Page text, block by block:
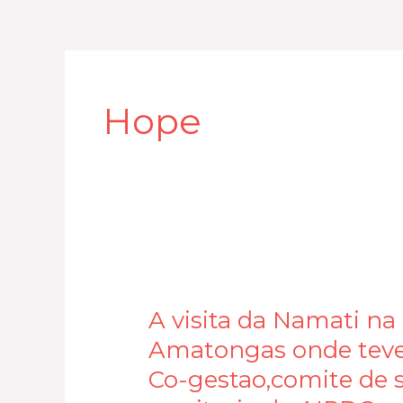
Hope
A visita da Namati
Amatongas onde
Co-gestao,comite de
da
Namati
na
unidade